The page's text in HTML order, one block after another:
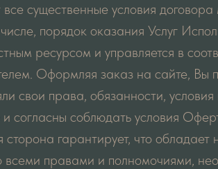
существенные условия
порядок оказания Услуг
ресурсом и управляется в
Оформляя заказ на сайте, Вы
свои права, обязанности,
согласны соблюдать условия
гарантирует, что обладает
правами и полномочиями,